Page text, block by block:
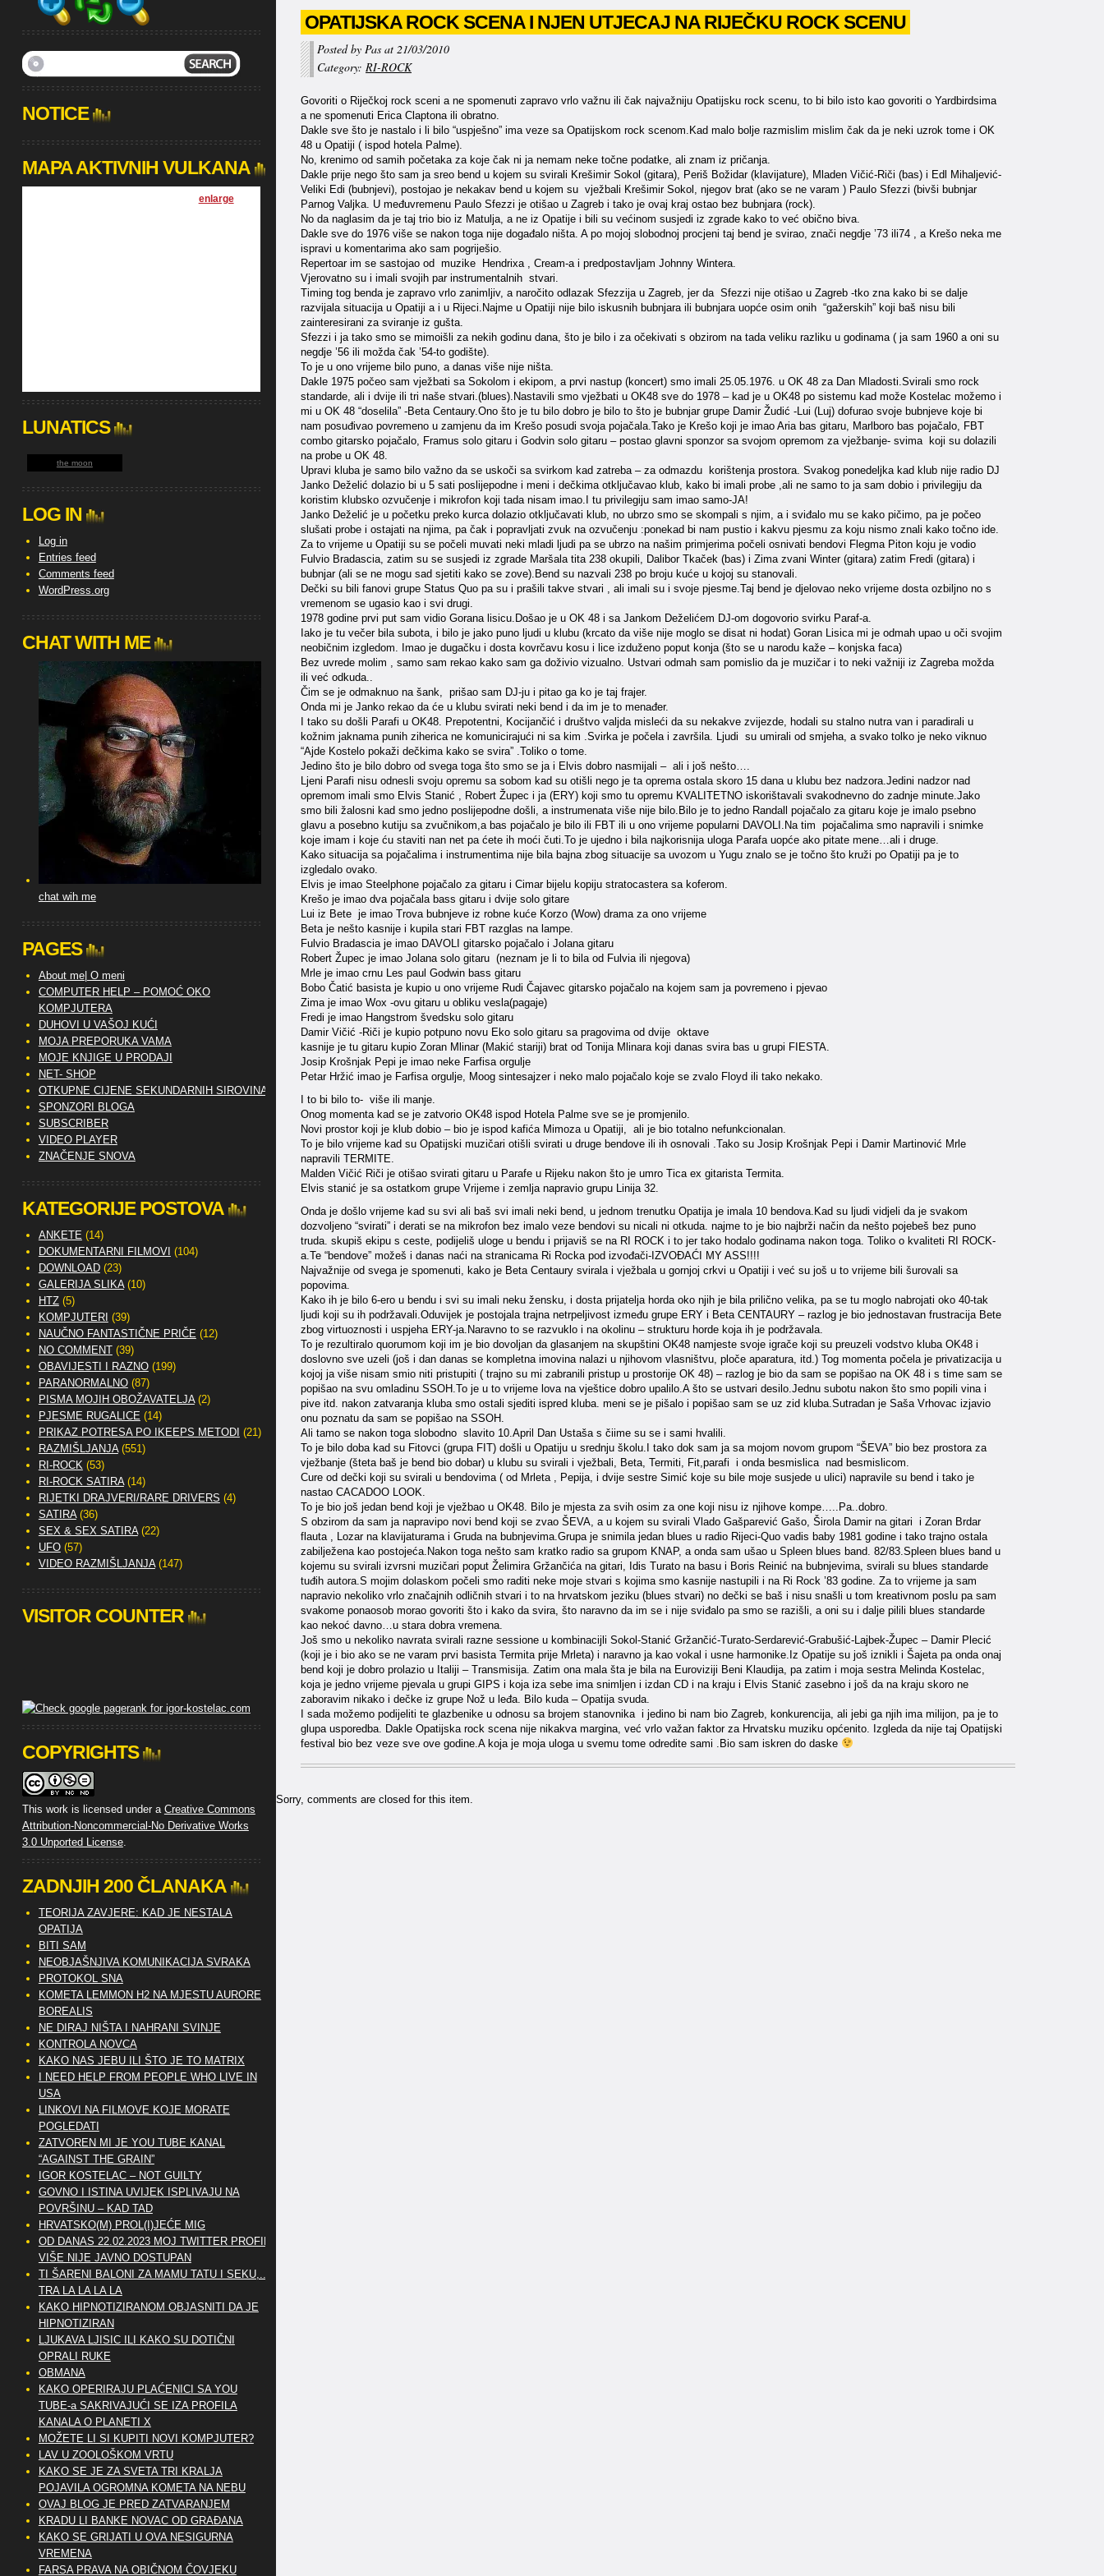
OPATIJSKA ROCK SCENA I NJEN UTJECAJ NA RIJEČKU ROCK SCENU
Posted by Pas at 21/03/2010
Category: RI-ROCK
Govoriti o Riječkoj rock sceni a ne spomenuti zapravo vrlo važnu ili čak najvažniju Opatijsku rock scenu, to bi bilo isto kao govoriti o Yardbirdsima
a ne spomenuti Erica Claptona ili obratno.
Dakle sve što je nastalo i li bilo “uspješno” ima veze sa Opatijskom rock scenom.Kad malo bolje razmislim mislim čak da je neki uzrok tome i OK
48 u Opatiji ( ispod hotela Palme).
No, krenimo od samih početaka za koje čak ni ja nemam neke točne podatke, ali znam iz pričanja.
Dakle prije nego što sam ja sreo bend u kojem su svirali Krešimir Sokol (gitara), Periš Božidar (klavijature), Mladen Vičić-Riči (bas) i Edl Mihaljević-
Veliki Edi (bubnjevi), postojao je nekakav bend u kojem su vježbali Krešimir Sokol, njegov brat (ako se ne varam ) Paulo Sfezzi (bivši bubnjar
Parnog Valjka. U međuvremenu Paulo Sfezzi je otišao u Zagreb i tako je ovaj kraj ostao bez bubnjara (rock).
No da naglasim da je taj trio bio iz Matulja, a ne iz Opatije i bili su većinom susjedi iz zgrade kako to već obično biva.
Dakle sve do 1976 više se nakon toga nije događalo ništa. A po mojoj slobodnoj procjeni taj bend je svirao, znači negdje ’73 ili74 , a Krešo neka me
ispravi u komentarima ako sam pogriješio.
Repertoar im se sastojao od muzike Hendrixa , Cream-a i predpostavljam Johnny Wintera.
Vjerovatno su i imali svojih par instrumentalnih stvari.
Timing tog benda je zapravo vrlo zanimljiv, a naročito odlazak Sfezzija u Zagreb, jer da Sfezzi nije otišao u Zagreb -tko zna kako bi se dalje
razvijala situacija u Opatiji a i u Rijeci.Najme u Opatiji nije bilo iskusnih bubnjara ili bubnjara uopće osim onih “gažerskih” koji baš nisu bili
zainteresirani za sviranje iz gušta.
Sfezzi i ja tako smo se mimoišli za nekih godinu dana, što je bilo i za očekivati s obzirom na tada veliku razliku u godinama ( ja sam 1960 a oni su
negdje ’56 ili možda čak ’54-to godište).
To je u ono vrijeme bilo puno, a danas više nije ništa.
Dakle 1975 počeo sam vježbati sa Sokolom i ekipom, a prvi nastup (koncert) smo imali 25.05.1976. u OK 48 za Dan Mladosti.Svirali smo rock
standarde, ali i dvije ili tri naše stvari.(blues).Nastavili smo vježbati u OK48 sve do 1978 – kad je u OK48 po sistemu kad može Kostelac možemo i
mi u OK 48 “doselila” -Beta Centaury.Ono što je tu bilo dobro je bilo to što je bubnjar grupe Damir Žudić -Lui (Luj) dofurao svoje bubnjeve koje bi
nam posuđivao povremeno u zamjenu da im Krešo posudi svoja pojačala.Tako je Krešo koji je imao Aria bas gitaru, Marlboro bas pojačalo, FBT
combo gitarsko pojačalo, Framus solo gitaru i Godvin solo gitaru – postao glavni sponzor sa svojom opremom za vježbanje- svima koji su dolazili
na probe u OK 48.
Upravi kluba je samo bilo važno da se uskoči sa svirkom kad zatreba – za odmazdu korištenja prostora. Svakog ponedeljka kad klub nije radio DJ
Janko Deželić dolazio bi u 5 sati poslijepodne i meni i dečkima otključavao klub, kako bi imali probe ,ali ne samo to ja sam dobio i privilegiju da
koristim klubsko ozvučenje i mikrofon koji tada nisam imao.I tu privilegiju sam imao samo-JA!
Janko Deželić je u početku preko kurca dolazio otključavati klub, no ubrzo smo se skompali s njim, a i sviđalo mu se kako pičimo, pa je počeo
slušati probe i ostajati na njima, pa čak i popravljati zvuk na ozvučenju :ponekad bi nam pustio i kakvu pjesmu za koju nismo znali kako točno ide.
Za to vrijeme u Opatiji su se počeli muvati neki mladi ljudi pa se ubrzo na našim primjerima počeli osnivati bendovi Flegma Piton koju je vodio
Fulvio Bradascia, zatim su se susjedi iz zgrade Maršala tita 238 okupili, Dalibor Tkaček (bas) i Zima zvani Winter (gitara) zatim Fredi (gitara) i
bubnjar (ali se ne mogu sad sjetiti kako se zove).Bend su nazvali 238 po broju kuće u kojoj su stanovali.
Dečki su bili fanovi grupe Status Quo pa su i prašili takve stvari , ali imali su i svoje pjesme.Taj bend je djelovao neko vrijeme dosta ozbiljno no s
vremenom se ugasio kao i svi drugi.
1978 godine prvi put sam vidio Gorana lisicu.Došao je u OK 48 i sa Jankom Deželićem DJ-om dogovorio svirku Paraf-a.
Iako je tu večer bila subota, i bilo je jako puno ljudi u klubu (krcato da više nije moglo se disat ni hodat) Goran Lisica mi je odmah upao u oči svojim
neobičnim izgledom. Imao je dugačku i dosta kovrčavu kosu i lice izduženo poput konja (što se u narodu kaže – konjska faca)
Bez uvrede molim , samo sam rekao kako sam ga doživio vizualno. Ustvari odmah sam pomislio da je muzičar i to neki važniji iz Zagreba možda
ili već odkuda..
Čim se je odmaknuo na šank, prišao sam DJ-ju i pitao ga ko je taj frajer.
Onda mi je Janko rekao da će u klubu svirati neki bend i da im je to menađer.
I tako su došli Parafi u OK48. Prepotentni, Kocijančić i društvo valjda misleći da su nekakve zvijezde, hodali su stalno nutra van i paradirali u
kožnim jaknama punih ziherica ne komunicirajući ni sa kim .Svirka je počela i završila. Ljudi su umirali od smjeha, a svako tolko je neko viknuo
“Ajde Kostelo pokaži dečkima kako se svira” .Toliko o tome.
Jedino što je bilo dobro od svega toga što smo se ja i Elvis dobro nasmijali – ali i još nešto….
Ljeni Parafi nisu odnesli svoju opremu sa sobom kad su otišli nego je ta oprema ostala skoro 15 dana u klubu bez nadzora.Jedini nadzor nad
opremom imali smo Elvis Stanić , Robert Župec i ja (ERY) koji smo tu opremu KVALITETNO iskorištavali svakodnevno do zadnje minute.Jako
smo bili žalosni kad smo jedno poslijepodne došli, a instrumenata više nije bilo.Bilo je to jedno Randall pojačalo za gitaru koje je imalo psebno
glavu a posebno kutiju sa zvučnikom,a bas pojačalo je bilo ili FBT ili u ono vrijeme popularni DAVOLI.Na tim pojačalima smo napravili i snimke
koje imam i koje ću staviti nan net pa ćete ih moći čuti.To je ujedno i bila najkorisnija uloga Parafa uopće ako pitate mene…ali i druge.
Kako situacija sa pojačalima i instrumentima nije bila bajna zbog situacije sa uvozom u Yugu znalo se je točno što kruži po Opatiji pa je to
izgledalo ovako.
Elvis je imao Steelphone pojačalo za gitaru i Cimar bijelu kopiju stratocastera sa koferom.
Krešo je imao dva pojačala bass gitaru i dvije solo gitare
Lui iz Bete je imao Trova bubnjeve iz robne kuće Korzo (Wow) drama za ono vrijeme
Beta je nešto kasnije i kupila stari FBT razglas na lampe.
Fulvio Bradascia je imao DAVOLI gitarsko pojačalo i Jolana gitaru
Robert Župec je imao Jolana solo gitaru (neznam je li to bila od Fulvia ili njegova)
Mrle je imao crnu Les paul Godwin bass gitaru
Bobo Čatić basista je kupio u ono vrijeme Rudi Čajavec gitarsko pojačalo na kojem sam ja povremeno i pjevao
Zima je imao Wox -ovu gitaru u obliku vesla(pagaje)
Fredi je imao Hangstrom švedsku solo gitaru
Damir Vičić -Riči je kupio potpuno novu Eko solo gitaru sa pragovima od dvije oktave
kasnije je tu gitaru kupio Zoran Mlinar (Makić stariji) brat od Tonija Mlinara koji danas svira bas u grupi FIESTA.
Josip Krošnjak Pepi je imao neke Farfisa orgulje
Petar Hržić imao je Farfisa orgulje, Moog sintesajzer i neko malo pojačalo koje se zvalo Floyd ili tako nekako.
I to bi bilo to- više ili manje.
Onog momenta kad se je zatvorio OK48 ispod Hotela Palme sve se je promjenilo.
Novi prostor koji je klub dobio – bio je ispod kafića Mimoza u Opatiji, ali je bio totalno nefunkcionalan.
To je bilo vrijeme kad su Opatijski muzičari otišli svirati u druge bendove ili ih osnovali .Tako su Josip Krošnjak Pepi i Damir Martinović Mrle
napravili TERMITE.
Malden Vičić Riči je otišao svirati gitaru u Parafe u Rijeku nakon što je umro Tica ex gitarista Termita.
Elvis stanić je sa ostatkom grupe Vrijeme i zemlja napravio grupu Linija 32.
Onda je došlo vrijeme kad su svi ali baš svi imali neki bend, u jednom trenutku Opatija je imala 10 bendova.Kad su ljudi vidjeli da je svakom
dozvoljeno “svirati” i derati se na mikrofon bez imalo veze bendovi su nicali ni otkuda. najme to je bio najbrži način da nešto pojebeš bez puno
truda. skupiš ekipu s ceste, podijeliš uloge u bendu i prijaviš se na RI ROCK i to jer tako hodalo godinama nakon toga. Toliko o kvaliteti RI ROCK-
a.Te “bendove” možeš i danas naći na stranicama Ri Rocka pod izvođači-IZVOĐAĆI MY ASS!!!!
Najvažnije od svega je spomenuti, kako je Beta Centaury svirala i vježbala u gornjoj crkvi u Opatiji i već su još u to vrijeme bili šurovali sa
popovima.
Kako ih je bilo 6-ero u bendu i svi su imali neku žensku, i dosta prijatelja horda oko njih je bila prilično velika, pa se tu moglo nabrojati oko 40-tak
ljudi koji su ih podržavali.Oduvijek je postojala trajna netrpeljivost između grupe ERY i Beta CENTAURY – razlog je bio jednostavan frustracija Bete
zbog virtuoznosti i uspjeha ERY-ja.Naravno to se razvuklo i na okolinu – strukturu horde koja ih je podržavala.
To je rezultiralo quorumom koji im je bio dovoljan da glasanjem na skupštini OK48 namjeste svoje igrače koji su preuzeli vodstvo kluba OK48 i
doslovno sve uzeli (još i dan danas se kompletna imovina nalazi u njihovom vlasništvu, ploče aparatura, itd.) Tog momenta počela je privatizacija u
kojoj ja više nisam smio niti pristupiti ( trajno su mi zabranili pristup u prostorije OK 48) – razlog je bio da sam se popišao na OK 48 i s time sam se
popišao na svu omladinu SSOH.To je u to vrijeme lova na vještice dobro upalilo.A što se ustvari desilo.Jednu subotu nakon što smo popili vina i
pive itd. nakon zatvaranja kluba smo ostali sjediti ispred kluba. meni se je pišalo i popišao sam se uz zid kluba.Sutradan je Saša Vrhovac izjavio
onu poznatu da sam se popišao na SSOH.
Ali tamo se nakon toga slobodno slavito 10.April Dan Ustaša s čiime su se i sami hvalili.
To je bilo doba kad su Fitovci (grupa FIT) došli u Opatiju u srednju školu.I tako dok sam ja sa mojom novom grupom “ŠEVA” bio bez prostora za
vježbanje (šteta baš je bend bio dobar) u klubu su svirali i vježbali, Beta, Termiti, Fit,parafi i onda besmislica nad besmislicom.
Cure od dečki koji su svirali u bendovima ( od Mrleta , Pepija, i dvije sestre Simić koje su bile moje susjede u ulici) napravile su bend i tako je
nastao CACADOO LOOK.
To je bio još jedan bend koji je vježbao u OK48. Bilo je mjesta za svih osim za one koji nisu iz njihove kompe…..Pa..dobro.
S obzirom da sam ja napravipo novi bend koji se zvao ŠEVA, a u kojem su svirali Vlado Gašparević Gašo, Širola Damir na gitari i Zoran Brdar
flauta , Lozar na klavijaturama i Gruda na bubnjevima.Grupa je snimila jedan blues u radio Rijeci-Quo vadis baby 1981 godine i tako trajno ostala
zabilježena kao postojeća.Nakon toga nešto sam kratko radio sa grupom KNAP, a onda sam ušao u Spleen blues band. 82/83.Spleen blues band u
kojemu su svirali izvrsni muzičari poput Želimira Gržančića na gitari, Idis Turato na basu i Boris Reinić na bubnjevima, svirali su blues standarde
tuđih autora.S mojim dolaskom počeli smo raditi neke moje stvari s kojima smo kasnije nastupili i na Ri Rock ’83 godine. Za to vrijeme ja sam
napravio nekoliko vrlo značajnih odličnih stvari i to na hrvatskom jeziku (blues stvari) no dečki se baš i nisu snašli u tom kreativnom poslu pa sam
svakome ponaosob morao govoriti što i kako da svira, što naravno da im se i nije sviđalo pa smo se razišli, a oni su i dalje pilili blues standarde
kao nekoć davno…u stara dobra vremena.
Još smo u nekoliko navrata svirali razne sessione u kombinacijli Sokol-Stanić Gržančić-Turato-Serdarević-Grabušić-Lajbek-Župec – Damir Plecić
(koji je i bio ako se ne varam prvi basista Termita prije Mrleta) i naravno ja kao vokal i usne harmonike.Iz Opatije su još iznikli i Šajeta pa onda onaj
bend koji je dobro prolazio u Italiji – Transmisija. Zatim ona mala šta je bila na Euroviziji Beni Klaudija, pa zatim i moja sestra Melinda Kostelac,
koja je jedno vrijeme pjevala u grupi GIPS i koja iza sebe ima snimljen i izdan CD i na kraju i Elvis Stanić zasebno i još da na kraju skoro ne
zaboravim nikako i dečke iz grupe Nož u leđa. Bilo kuda – Opatija svuda.
I sada možemo podijeliti te glazbenike u odnosu sa brojem stanovnika i jedino bi nam bio Zagreb, konkurencija, ali jebi ga njih ima milijon, pa je to
glupa usporedba. Dakle Opatijska rock scena nije nikakva margina, već vrlo važan faktor za Hrvatsku muziku općenito. Izgleda da nije taj Opatijski
festival bio bez veze sve ove godine.A koja je moja uloga u svemu tome odredite sami .Bio sam iskren do daske
Sorry, comments are closed for this item.
NOTICE
MAPA AKTIVNIH VULKANA
enlarge]
LUNATICS
the moon
LOG IN
Log in
Entries feed
Comments feed
WordPress.org
CHAT WITH ME
chat wih me
PAGES
About me| O meni
COMPUTER HELP – POMOĆ OKO
KOMPJUTERA
DUHOVI U VAŠOJ KUĆI
MOJA PREPORUKA VAMA
MOJE KNJIGE U PRODAJI
NET- SHOP
OTKUPNE CIJENE SEKUNDARNIH SIROVINA
SPONZORI BLOGA
SUBSCRIBER
VIDEO PLAYER
ZNAČENJE SNOVA
KATEGORIJE POSTOVA
ANKETE (14)
DOKUMENTARNI FILMOVI (104)
DOWNLOAD(23)
GALERIJA SLIKA(10)
HTZ(5)
KOMPJUTERI (39)
NAUČNO FANTASTIČNE PRIČE (12)
NO COMMENT(39)
OBAVIJESTI I RAZNO(199)
PARANORMALNO(87)
PISMA MOJIH OBOŽAVATELJA(2)
PJESME RUGALICE (14)
PRIKAZ POTRESA PO IKEEPS METODI (21)
RAZMIŠLJANJA(551)
RI-ROCK(53)
RI-ROCK SATIRA(14)
RIJETKI DRAJVERI/RARE DRIVERS (4)
SATIRA(36)
SEX & SEX SATIRA(22)
UFO(57)
VIDEO RAZMIŠLJANJA(147)
VISITOR COUNTER
COPYRIGHTS
This work is licensed under a Creative Commons
Attribution-Noncommercial-No Derivative Works
3.0 Unported License.
ZADNJIH 200 ČLANAKA
TEORIJA ZAVJERE: KAD JE NESTALA
OPATIJA
BITI SAM
NEOBJAŠNJIVA KOMUNIKACIJA SVRAKA
PROTOKOL SNA
KOMETA LEMMON H2 NA MJESTU AURORE
BOREALIS
NE DIRAJ NIŠTA I NAHRANI SVINJE
KONTROLA NOVCA
KAKO NAS JEBU ILI ŠTO JE TO MATRIX
I NEED HELP FROM PEOPLE WHO LIVE IN
USA
LINKOVI NA FILMOVE KOJE MORATE
POGLEDATI
ZATVOREN MI JE YOU TUBE KANAL
“AGAINST THE GRAIN”
IGOR KOSTELAC – NOT GUILTY
GOVNO I ISTINA UVIJEK ISPLIVAJU NA
POVRŠINU – KAD TAD
HRVATSKO(M) PROL(I)JEĆE MIG
OD DANAS 22.02.2023 MOJ TWITTER PROFIL
VIŠE NIJE JAVNO DOSTUPAN
TI ŠARENI BALONI ZA MAMU TATU I SEKU,..
TRA LA LA LA LA
KAKO HIPNOTIZIRANOM OBJASNITI DA JE
HIPNOTIZIRAN
LJUKAVA LJISIC ILI KAKO SU DOTIČNI
OPRALI RUKE
OBMANA
KAKO OPERIRAJU PLAĆENICI SA YOU
TUBE-a SAKRIVAJUĆI SE IZA PROFILA
KANALA O PLANETI X
MOŽETE LI SI KUPITI NOVI KOMPJUTER?
LAV U ZOOLOŠKOM VRTU
KAKO SE JE ZA SVETA TRI KRALJA
POJAVILA OGROMNA KOMETA NA NEBU
OVAJ BLOG JE PRED ZATVARANJEM
KRADU LI BANKE NOVAC OD GRAĐANA
KAKO SE GRIJATI U OVA NESIGURNA
VREMENA
FARSA PRAVA NA OBIČNOM ČOVJEKU